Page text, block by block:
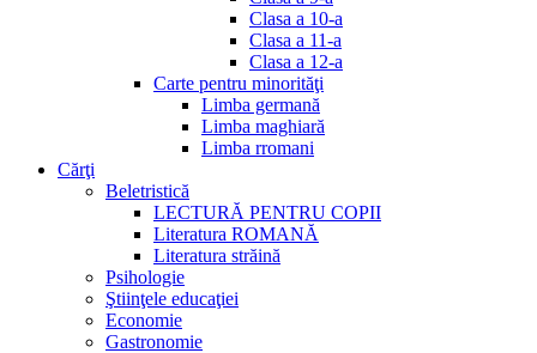
Clasa a 10-a
Clasa a 11-a
Clasa a 12-a
Carte pentru minorităţi
Limba germană
Limba maghiară
Limba rromani
Cărţi
Beletristică
LECTURĂ PENTRU COPII
Literatura ROMANĂ
Literatura străină
Psihologie
Ştiinţele educaţiei
Economie
Gastronomie